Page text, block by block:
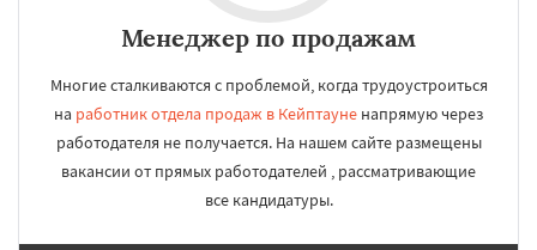
Менеджер по продажам
Многие сталкиваются с проблемой, когда трудоустроиться
на работник отдела продаж в Кейптауне напрямую через
работодателя не получается. На нашем сайте размещены
вакансии от прямых работодателей , рассматривающие
все кандидатуры.